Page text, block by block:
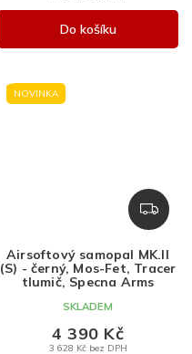
Do košíku
NOVINKA
Z
D
R
Airsoftový samopal MK.II
(S) - černý, Mos-Fet, Tracer
tlumič, Specna Arms
SKLADEM
3 628 Kč bez DPH
4 390 Kč